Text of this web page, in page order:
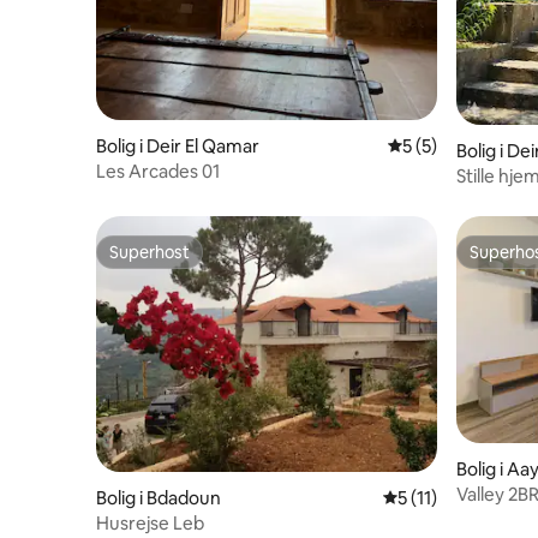
Bolig i Deir El Qamar 5 ud af 5 i
5 (5)
Les Arcades 01
Bolig i
Stille hjem
Superhost
Superhost
Bolig i Bdadoun 5 ud af 5 i
5 (11)
Husrejse Leb
Bolig i
Valley